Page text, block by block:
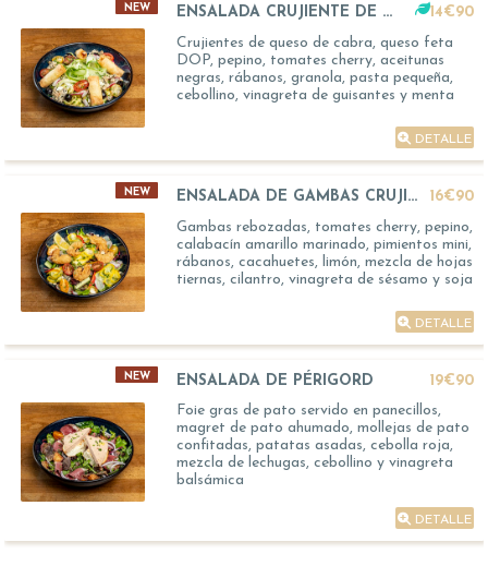
NEW ENSALADA CRUJIENTE DE QUESO DE CABRA
14€90
Crujientes de queso de cabra, queso feta
DOP, pepino, tomates cherry, aceitunas
negras, rábanos, granola, pasta pequeña,
cebollino, vinagreta de guisantes y menta
DETALLE
NEW ENSALADA DE GAMBAS CRUJIENTES
16€90
Gambas rebozadas, tomates cherry, pepino,
calabacín amarillo marinado, pimientos mini,
rábanos, cacahuetes, limón, mezcla de hojas
tiernas, cilantro, vinagreta de sésamo y soja
DETALLE
NEW ENSALADA DE PÉRIGORD
19€90
Foie gras de pato servido en panecillos,
magret de pato ahumado, mollejas de pato
confitadas, patatas asadas, cebolla roja,
mezcla de lechugas, cebollino y vinagreta
balsámica
DETALLE